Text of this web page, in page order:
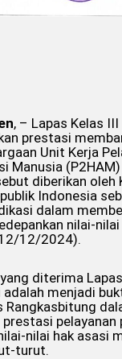
, – Lapas Kelas
prestasi
Unit Kerja
Manusia
diberikan oleh
Indonesia
dalam
nilai-
12/2024).
diterima
menjadi
Rangkasbitung
pelayanan
nilai hak asasi
turut.